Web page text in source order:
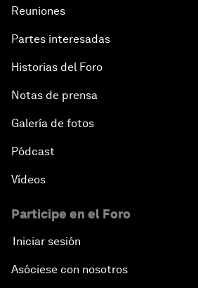
Reuniones
Partes interesadas
Historias del Foro
Notas de prensa
Galería de fotos
Pódcast
Vídeos
Participe en el Foro
Iniciar sesión
Asóciese con nosotros